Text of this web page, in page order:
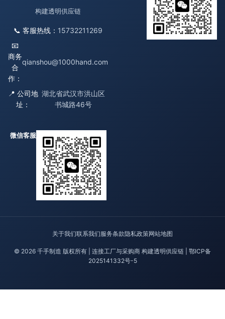
构建透明供应链
📞 客服热线： 15732211269
📧
商务
合
作：
qianshou@1000hand.com
📍 公司地
址：
湖北省武汉市洪山区
书城路46号
微信客服
关于我们联系我们服务条款隐私政策网站地图
© 2026 千手制造 版权所有 | 连接工厂与采购商 构建透明供应链 | 鄂ICP备
2025141332号-5